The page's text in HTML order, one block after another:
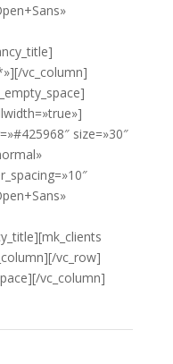
vc_column]
size=»30″
vc_row]
vc_column]